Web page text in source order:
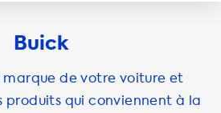
Buick
marque de votre voiture et
produits qui conviennent à la